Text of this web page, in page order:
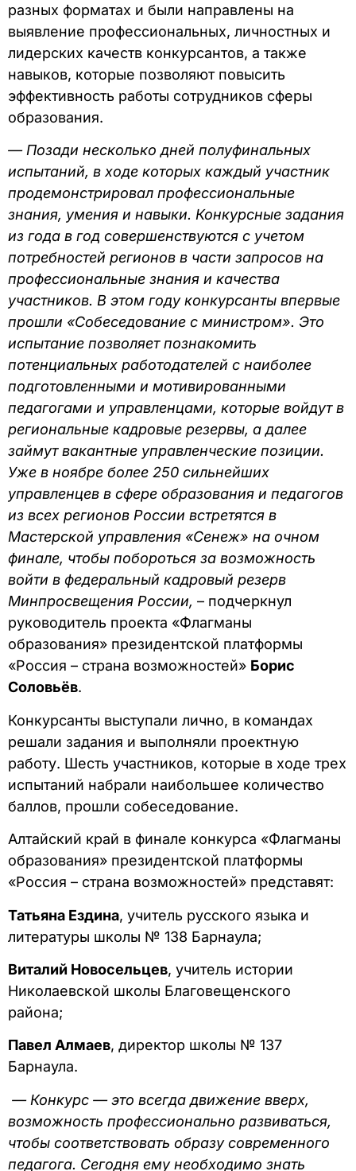
разных форматах и были направлены на
выявление профессиональных, личностных и
лидерских качеств конкурсантов, а также
навыков, которые позволяют повысить
эффективность работы сотрудников сферы
образования.
— Позади несколько дней полуфинальных
испытаний, в ходе которых каждый участник
продемонстрировал профессиональные
знания, умения и навыки. Конкурсные задания
из года в год совершенствуются с учетом
потребностей регионов в части запросов на
профессиональные знания и качества
участников. В этом году конкурсанты впервые
прошли «Собеседование с министром». Это
испытание позволяет познакомить
потенциальных работодателей с наиболее
подготовленными и мотивированными
педагогами и управленцами, которые войдут в
региональные кадровые резервы, а далее
займут вакантные управленческие позиции.
Уже в ноябре более 250 сильнейших
управленцев в сфере образования и педагогов
из всех регионов России встретятся в
Мастерской управления «Сенеж» на очном
финале, чтобы побороться за возможность
войти в федеральный кадровый резерв
Минпросвещения России, – подчеркнул
руководитель проекта «Флагманы
образования» президентской платформы
«Россия – страна возможностей» Борис
Соловьёв.
Конкурсанты выступали лично, в командах
решали задания и выполняли проектную
работу. Шесть участников, которые в ходе трех
испытаний набрали наибольшее количество
баллов, прошли собеседование.
Алтайский край в финале конкурса «Флагманы
образования» президентской платформы
«Россия – страна возможностей» представят:
Татьяна Ездина, учитель русского языка и
литературы школы № 138 Барнаула;
Виталий Новосельцев, учитель истории
Николаевской школы Благовещенского
района;
Павел Алмаев, директор школы № 137
Барнаула.
— Конкурс — это всегда движение вверх,
возможность профессионально развиваться,
чтобы соответствовать образу современного
педагога. Сегодня ему необходимо знать